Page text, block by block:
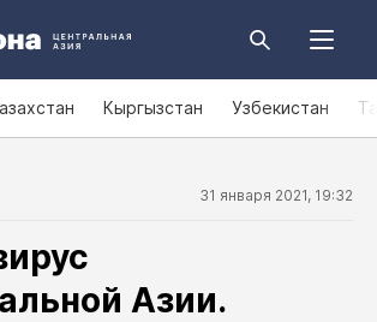
Кыргызстан Узбекистан
31 января 2021, 19:32
Азии.